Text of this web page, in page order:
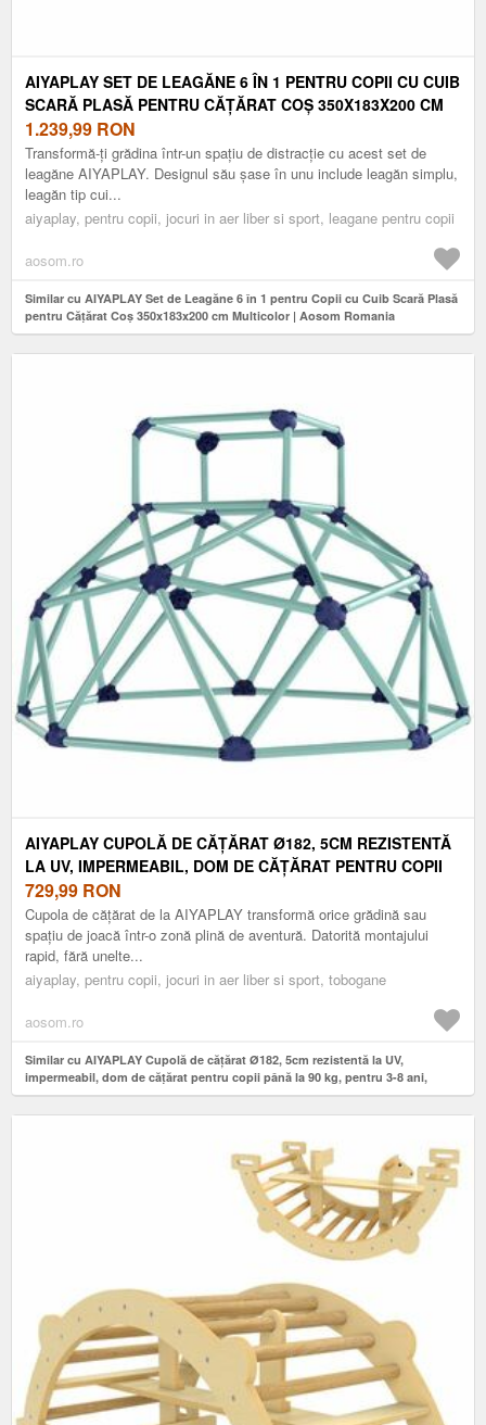
AIYAPLAY SET DE LEAGĂNE 6 ÎN 1 PENTRU COPII CU CUIB
SCARĂ PLASĂ PENTRU CĂȚĂRAT COȘ 350X183X200 CM
MULTICOLOR | AOSOM ROMANIA
1.239,99 RON
Transformă-ți grădina într-un spațiu de distracție cu acest set de
leagăne AIYAPLAY. Designul său șase în unu include leagăn simplu,
leagăn tip cui...
aiyaplay, pentru copii, jocuri in aer liber si sport, leagane pentru copii
aosom.ro
Similar cu AIYAPLAY Set de Leagăne 6 în 1 pentru Copii cu Cuib Scară Plasă
pentru Cățărat Coș 350x183x200 cm Multicolor | Aosom Romania
AIYAPLAY CUPOLĂ DE CĂȚĂRAT Ø182, 5CM REZISTENTĂ
LA UV, IMPERMEABIL, DOM DE CĂȚĂRAT PENTRU COPII
PÂNĂ LA 90 KG, PENTRU 3-8 ANI, PLASTIC ALBASTRU |
AOSOM ROMANIA
729,99 RON
Cupola de cățărat de la AIYAPLAY transformă orice grădină sau
spațiu de joacă într-o zonă plină de aventură. Datorită montajului
rapid, fără unelte...
aiyaplay, pentru copii, jocuri in aer liber si sport, tobogane
aosom.ro
Similar cu AIYAPLAY Cupolă de cățărat Ø182, 5cm rezistentă la UV,
impermeabil, dom de cățărat pentru copii până la 90 kg, pentru 3-8 ani,
plastic Albastru | Aosom Romania